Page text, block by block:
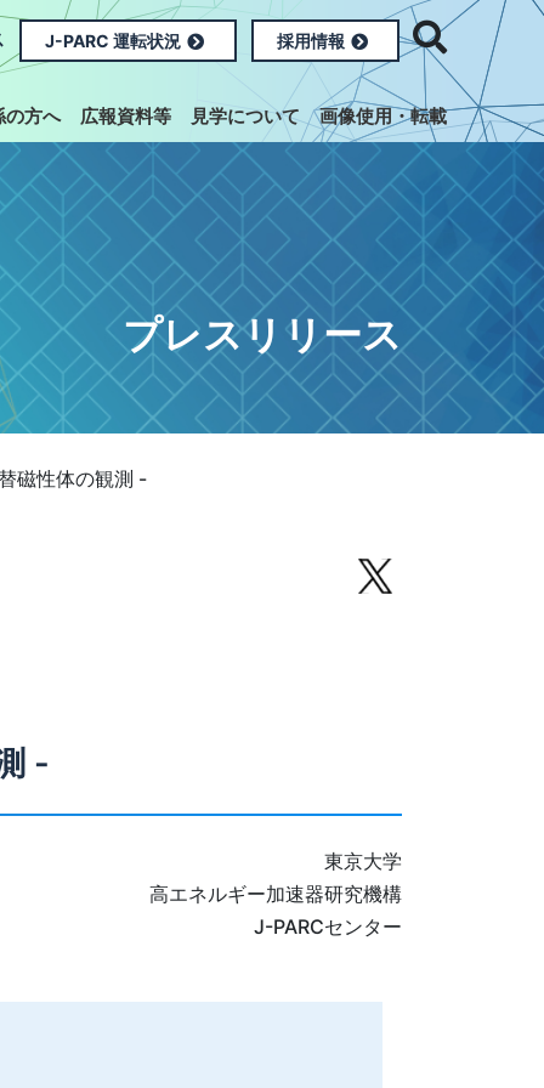
J-PARC 運転状況 採用情報
の方へ 広報資料等 見学について 画像使用・転載
プレスリリース
磁性体の観測 -
-
東京大学
高エネルギー加速器研究機構
J-PARCセンター